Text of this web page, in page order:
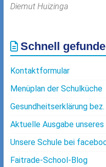
Diemut Huizinga
Schnell
Kontaktformular
Menüplan der Schulküche
Gesundheitserklärung bez.
Aktuelle Ausgabe
Unsere Schule bei
Faitrade-School-Blog